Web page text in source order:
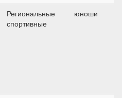
Региональные
спортивные
юноши